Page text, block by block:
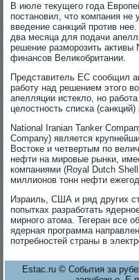
В июле текущего года
постановил, что компания не
введение санкций против
два месяца для подачи
решение разморозить активы
финансов Великобритании.
Представитель ЕС сообщил
работу над решением этого
апелляции истекло, но
целостность списка
National Iranian Tanker
Company) является
Востоке и четвертым по
нефти на мировые рынки,
компаниями (Royal Dutch
миллионов тонн нефти
Израиль, США и ряд других
попытках разработать
мирного атома. Тегеран все
ядерная программа
потребностей страны в
Estac.ru © События за